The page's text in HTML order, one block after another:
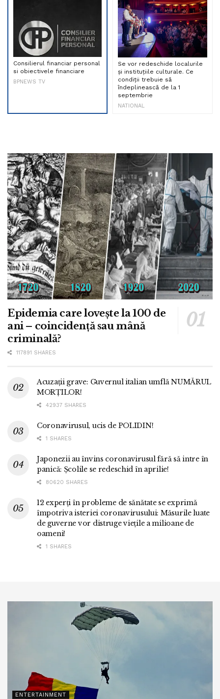
Consilierul financiar personal
si obiectivele financiare
BPNEWS TV
Se vor redeschide localurile
și instituțiile culturale. Ce
condiții trebuie să
îndeplinească de la 1
septembrie
NATIONAL
Epidemia care lovește la 100 de
ani – coincidență sau mână
criminală?
117891 SHARES
Acuzații grave: Guvernul italian umflă NUMĂRUL
MORȚILOR!
42937 SHARES
Coronavirusul, ucis de POLIDIN!
1 SHARES
Japonezii au învins coronavirusul fără să intre în
panică: Școlile se redeschid în aprilie!
80620 SHARES
12 experți în probleme de sănătate se exprimă
împotriva isteriei coronavirusului: Măsurile luate
de guverne vor distruge viețile a milioane de
oameni!
1 SHARES
ENTERTAINMENT